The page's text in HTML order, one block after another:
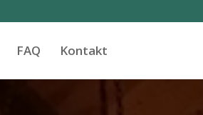
FAQ Kontakt